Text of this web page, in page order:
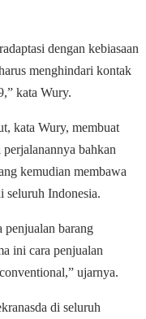
dengan kebiasaan
menghindari kontak
kata Wury.
kata Wury, membuat
bahkan
kemudian membawa
seluruh Indonesia.
penjualan barang
ini cara penjualan
ujarnya.
di seluruh